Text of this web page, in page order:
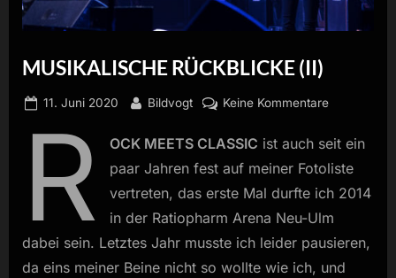
MUSIKALISCHE RÜCKBLICKE (II)
Posted
11. Juni 2020 By
Bildvogt Keine Kommentarezu
(II)
R OCK MEETS CLASSIC ist auch seit ein
paar Jahren fest auf meiner Fotoliste
vertreten, das erste Mal durfte ich 2014
in der Ratiopharm Arena Neu-Ulm
dabei sein. Letztes Jahr musste ich leider pausieren,
da eins meiner Beine nicht so wollte wie ich, und